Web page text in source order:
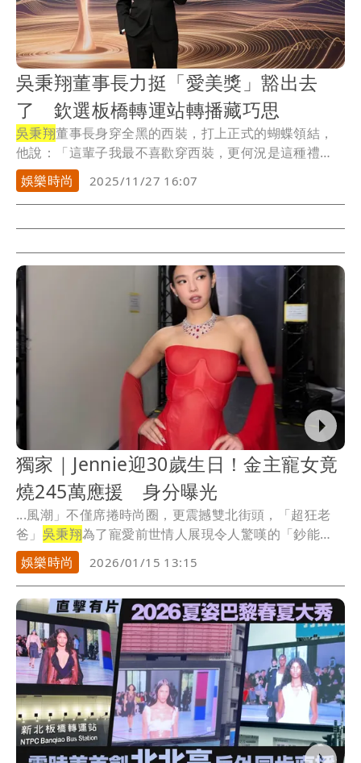
吳秉翔董事長力挺「愛美獎」豁出去
了 欽選板橋轉運站轉播藏巧思
吳秉翔董事長身穿全黑的西裝，打上正式的蝴蝶領結，
他說：「這輩子我最不喜歡穿西裝，更何況是這種禮
服，今...
娛樂時尚 2025/11/27 16:07
獨家｜Jennie迎30歲生日！金主寵女竟
燒245萬應援 身分曝光
...風潮」不僅席捲時尚圈，更震撼雙北街頭，「超狂老
爸」 吳秉翔為了寵愛前世情人展現令人驚嘆的「鈔能
力」，一...
娛樂時尚 2026/01/15 13:15